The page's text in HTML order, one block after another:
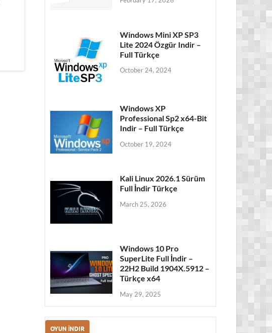
Windows Mini XP SP3
Lite 2024 Özgür Indir –
Full Türkçe
October 24, 2024
Windows XP
Professional Sp2 x64-Bit
Indir – Full Türkçe
October 19, 2024
Kali Linux 2026.1 Sürüm
Full İndir Türkçe
March 25, 2026
Windows 10 Pro
SuperLite Full İndir –
22H2 Build 1904X.5912 –
Türkçe x64
May 29, 2025
OYUN İNDIR